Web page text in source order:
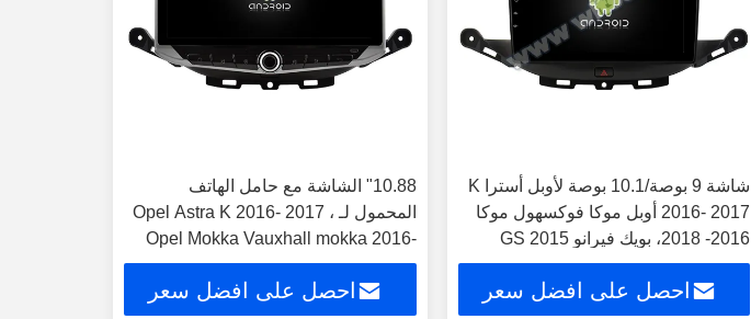
شاشة 9 بوصة/10.1 بوصة لأوبل أسترا K
2016- 2017 أوبل موكا فوكسهول موكا
2016- 2018، بويك فيرانو GS 2015
احصل على افضل سعر
10.88" الشاشة مع حامل الهاتف
المحمول لـ Opel Astra K 2016- 2017 ،
Opel Mokka Vauxhall mokka 2016-
2018
احصل على افضل سعر